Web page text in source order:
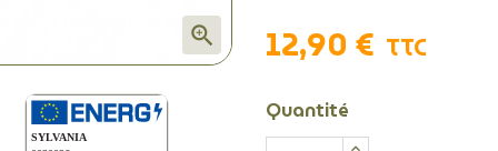
 12,90 € TTC
Quantité